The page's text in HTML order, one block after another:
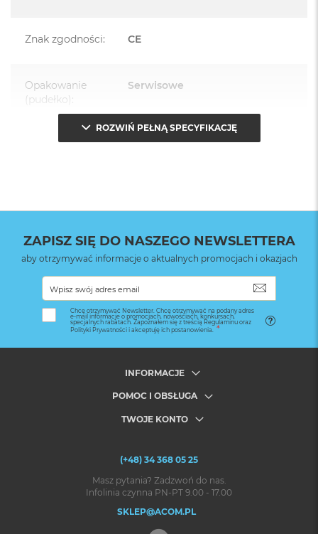
Znak zgodności: CE
Opakowanie
(pudełko):
Serwisowe
ROZWIŃ PEŁNĄ SPECYFIKACJĘ
ZAPISZ SIĘ DO NASZEGO NEWSLETTERA
aby otrzymywać informacje o aktualnych promocjach i okazjach
Chcę otrzymywać Newsletter. Chcę otrzymywać na podany adres
e-mail informacje o promocjach, nowościach, konkursach,
specjalnych rabatach. Zapoznałem się z treścią Regulaminu oraz
Polityki Prywatności i akceptuję ich postanowienia.
INFORMACJE
POMOC I OBSŁUGA
TWOJE KONTO
(+48) 34 368 05 25
Masz pytania? Zadzwoń do nas.
Infolinia czynna PN-PT 9.00 - 17.00
SKLEP@ACOM.PL